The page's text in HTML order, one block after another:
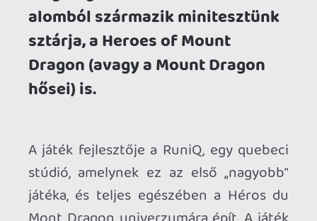
klasszikusokhoz, hogy közben nem
nagyon mer hozzányúlni a formulához.
Maga az eredetforrás egy quebec-i,
középkori-fantasy transzmédia
univerzum, amely ifjúsági
regénysorozatból, társasjátékokból és
adaptáció.